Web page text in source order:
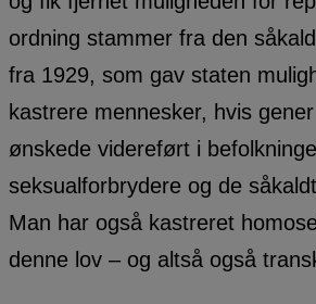
ordning stammer fra den
fra 1929, som gav staten
kastrere mennesker, hvis
ønskede videreført i
seksualforbrydere og de
Man har også kastreret
denne lov – og altså også